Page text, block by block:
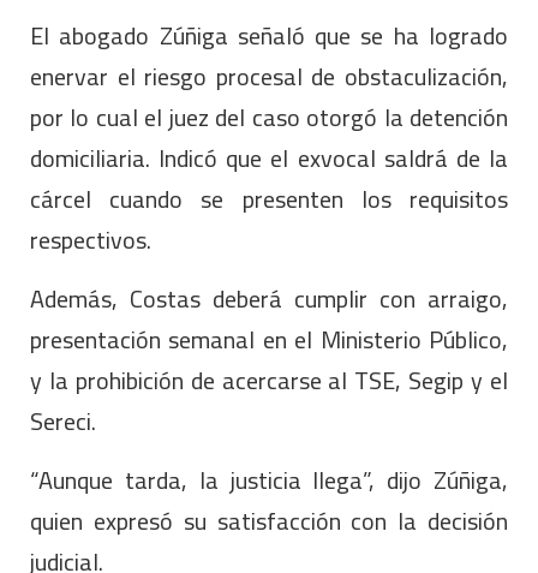
El abogado Zúñiga señaló que se ha logrado
enervar el riesgo procesal de obstaculización,
por lo cual el juez del caso otorgó la detención
domiciliaria. Indicó que el exvocal saldrá de la
cárcel cuando se presenten los requisitos
respectivos.
Además, Costas deberá cumplir con arraigo,
presentación semanal en el Ministerio Público,
y la prohibición de acercarse al TSE, Segip y el
Sereci.
“Aunque tarda, la justicia llega”, dijo Zúñiga,
quien expresó su satisfacción con la decisión
judicial.